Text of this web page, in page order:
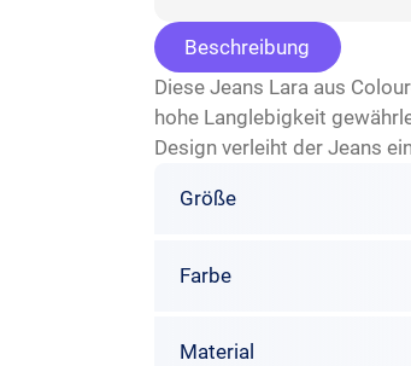
Beschreibung
Diese Jeans Lara aus
hohe Langlebigkeit
Design verleiht der Jeans
Größe
Farbe
Material